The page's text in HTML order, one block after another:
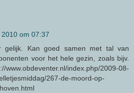
om 07:37
gelijk. Kan goed samen met tal van
voor het hele gezin, zoals bijv.
index.php/2009-08-
267-de-moord-op-